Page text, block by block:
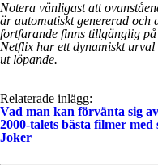
Notera vänligast att
är automatiskt genererad och
fortfarande finns tillgänglig
Netflix har ett dynamiskt
ut löpande.
Relaterade inlägg:
Vad man kan förvänta sig
2000-talets bästa filmer med
Joker